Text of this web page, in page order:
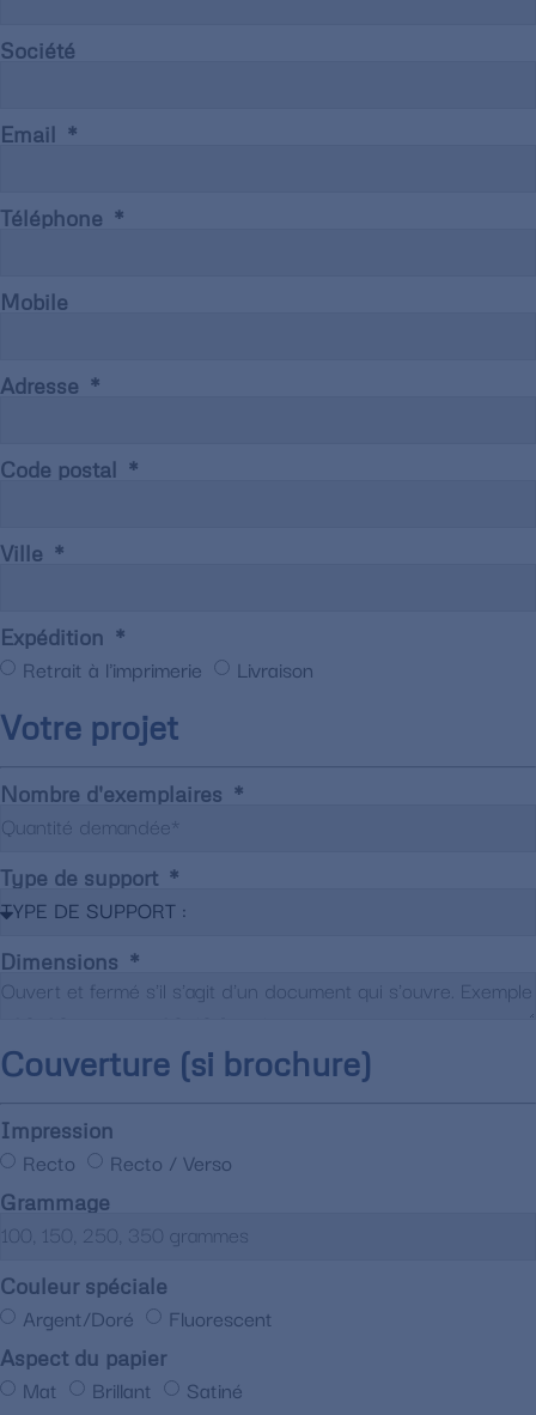
Société
Email
Téléphone
Mobile
Adresse
Code postal
Ville
Expédition
Retrait à l'imprimerie Livraison
Votre projet
Nombre d'exemplaires
Type de support
Dimensions
Couverture (si brochure)
Impression
Recto Recto / Verso
Grammage
Couleur spéciale
Argent/Doré Fluorescent
Aspect du papier
Mat Brillant Satiné